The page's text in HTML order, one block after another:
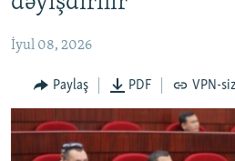
qayıt
Axtarışa
keç
#ƏSLINDƏ
FƏRQƏ BAX
QANUNI DOĞRU
ARAŞDIRMA
MULTIMEDIA
İyul 08, 2026
Paylaş PDF VPN-